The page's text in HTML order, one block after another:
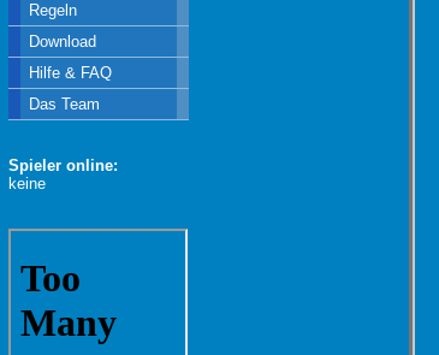
Regeln
Download
Hilfe & FAQ
Das Team
Spieler online:
keine